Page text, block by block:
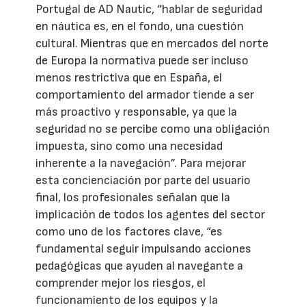
Portugal de AD Nautic, “hablar de seguridad
en náutica es, en el fondo, una cuestión
cultural. Mientras que en mercados del norte
de Europa la normativa puede ser incluso
menos restrictiva que en España, el
comportamiento del armador tiende a ser
más proactivo y responsable, ya que la
seguridad no se percibe como una obligación
impuesta, sino como una necesidad
inherente a la navegación”. Para mejorar
esta concienciación por parte del usuario
final, los profesionales señalan que la
implicación de todos los agentes del sector
como uno de los factores clave, “es
fundamental seguir impulsando acciones
pedagógicas que ayuden al navegante a
comprender mejor los riesgos, el
funcionamiento de los equipos y la